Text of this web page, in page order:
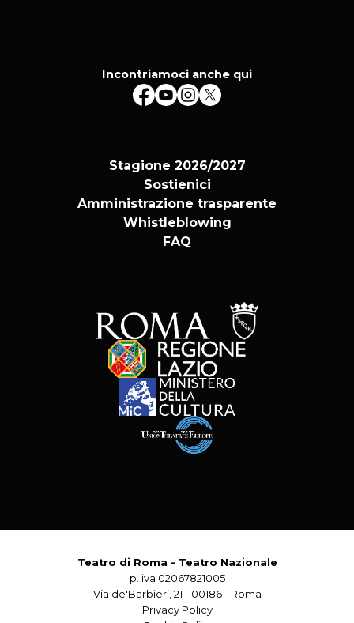
Incontriamoci anche qui
Stagione 2026/2027
Sostienici
Amministrazione trasparente
Whistleblowing
FAQ
Teatro di Roma - Teatro Nazionale
p. iva 02067821005
Via de'Barbieri, 21 - 00186 - Roma
Privacy Policy